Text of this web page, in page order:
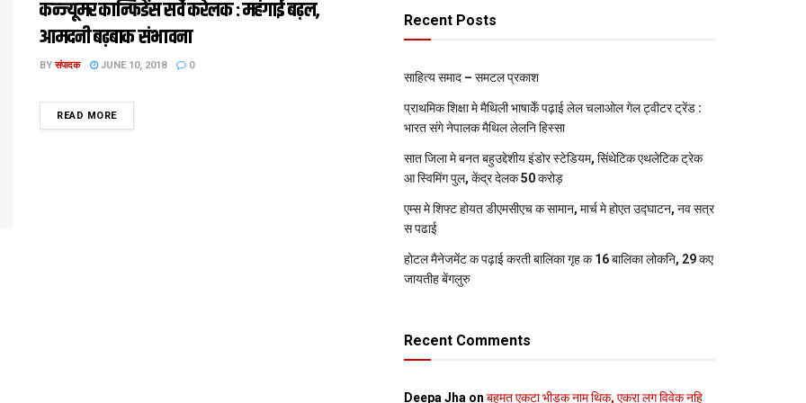
कन्ज्यूमर कान्फिडेंस सर्वे करेलक : महंगाई बढ़ल,
आमदनी बढ़बाक संभावना
BY संपादक JUNE 10, 2018 0
READ MOREDETAILS
Recent Posts
साहित्य समाद – समटल प्रकाश
प्राथमिक शि‍क्षा मे मैथि‍ली भाषाकेँ पढ़ाई लेल चलाओल गेल ट्वीटर ट्रेंड :
भारत संगे नेपालक मैथिल लेलनि हिस्सा
सात जिला मे बनत बहुउद्देशीय इंडोर स्‍टेडि‍यम, सिंथेटिक एथलेटिक ट्रेक
आ स्विमिंग पुल, केंद्र देलक 50 करोड़
एम्स मे शिफ्ट होयत डीएमसीएच क सामान, मार्च मे होएत उद्घाटन, नव सत्र
स पढाई
होटल मैनेजमेंट क पढ़ाई करती बालिका गृह क 16 बालिका लोकनि, 29 कए
जायतीह बेंगलुरु
Recent Comments
Deepa Jha on बहुमत एकटा भीड़क नाम थिक, एकरा लग विवेक नहि